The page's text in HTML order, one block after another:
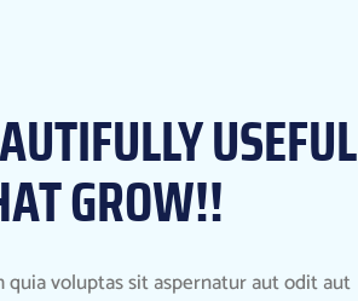
USEFUL
GROW!!
voluptas sit aspernatur aut odit aut